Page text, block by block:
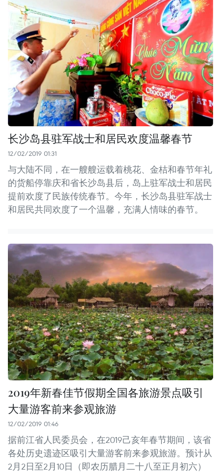
长沙岛县驻军战士和居民欢度温馨春节
12/02/2019 01:31
与大陆不同，在一艘艘运载着桃花、金桔和春节年礼
的货船停靠庆和省长沙岛县后，岛上驻军战士和居民
提前欢度了民族传统春节。今年，长沙岛县驻军战士
和居民共同欢度了一个温馨，充满人情味的春节。
2019年新春佳节假期全国各旅游景点吸引
大量游客前来参观旅游
12/02/2019 01:46
据前江省人民委员会，在2019己亥年春节期间，该省
各处历史遗迹区吸引大量游客前来参观旅游。预计从
2月2日至2月10日（即农历腊月二十八至正月初六）